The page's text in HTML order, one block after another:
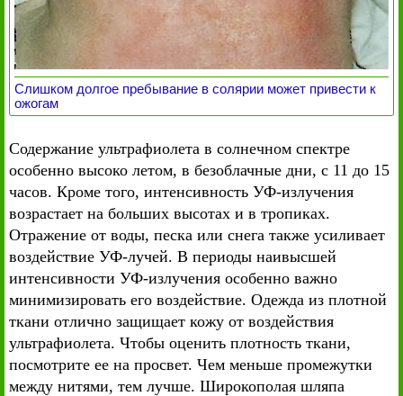
Слишком долгое пребывание в солярии может привести к
ожогам
Содержание ультрафиолета в солнечном спектре
особенно высоко летом, в безоблачные дни, с 11 до 15
часов. Кроме того, интенсивность УФ-излучения
возрастает на больших высотах и в тропиках.
Отражение от воды, песка или снега также усиливает
воздействие УФ-лучей. В периоды наивысшей
интенсивности УФ-излучения особенно важно
минимизировать его воздействие. Одежда из плотной
ткани отлично защищает кожу от воздействия
ультрафиолета. Чтобы оценить плотность ткани,
посмотрите ее на просвет. Чем меньше промежутки
между нитями, тем лучше. Широкополая шляпа